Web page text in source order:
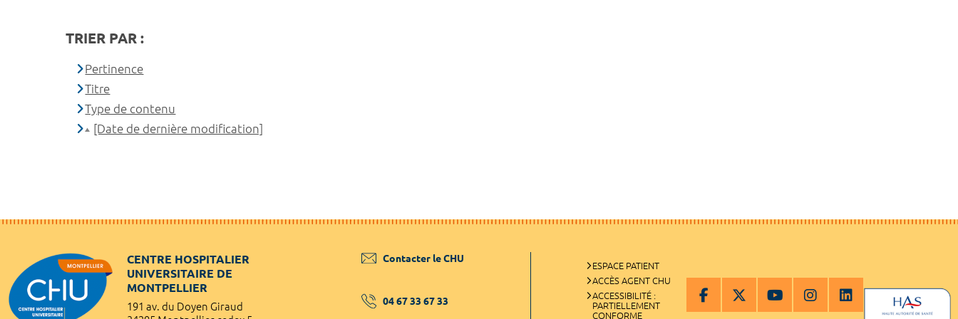
TRIER PAR :
Pertinence
Titre
Type de contenu
[Date de dernière modification]
CENTRE HOSPITALIER
UNIVERSITAIRE DE
MONTPELLIER
191 av. du Doyen Giraud
Contacter le CHU
04 67 33 67 33
ESPACE PATIENT
ACCÈS AGENT CHU
ACCESSIBILITÉ :
PARTIELLEMENT
CONFORME